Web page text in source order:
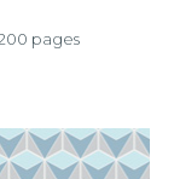
pages